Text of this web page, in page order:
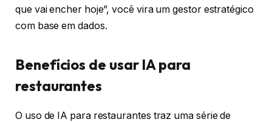
que vai encher hoje”, você vira um gestor estratégico
com base em dados.
Benefícios de usar IA para
restaurantes
O uso de IA para restaurantes traz uma série de